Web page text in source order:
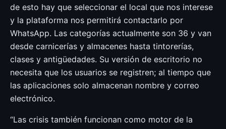
de esto hay que seleccionar el local que nos interese
y la plataforma nos permitirá contactarlo por
WhatsApp. Las categorías actualmente son 36 y van
desde carnicerías y almacenes hasta tintorerías,
clases y antigüedades. Su versión de escritorio no
necesita que los usuarios se registren; al tiempo que
las aplicaciones solo almacenan nombre y correo
electrónico.
“Las crisis también funcionan como motor de la